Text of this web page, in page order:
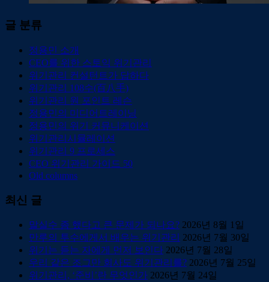
글 분류
정용민 소개
CEO를 위한 스토익 위기관리
위기관리 컨설턴트가 답하다
위기관리 108수(百八手)
위기관리 원 포인트 레슨
정용민의 미디어트레이닝
정용민의 위기 커뮤니케이션
위기관리시뮬레이션
위기관리 9 프로세스
CEO 위기관리 가이드 50
Old columns
최신 글
말실수 좀 했다고 큰 문제가 되나요? 2026년 8월 1일
만루의 투수에게서 배우는 위기관리 2026년 7월 30일
위기는 듣는 자에게 먼저 보인다 2026년 7월 28일
우리 같은 조그만 회사도 위기관리를? 2026년 7월 25일
위기관리, ‘준비’란 무엇인가 2026년 7월 24일